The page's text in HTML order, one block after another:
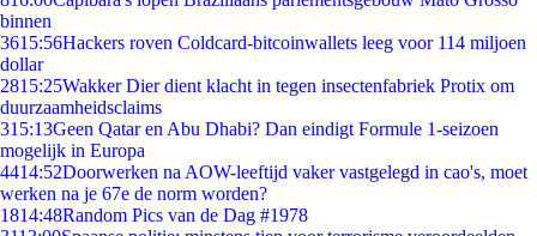
binnen
3615:56Hackers roven Coldcard-bitcoinwallets leeg voor 114 miljoen
dollar
2815:25Wakker Dier dient klacht in tegen insectenfabriek Protix om
duurzaamheidsclaims
315:13Geen Qatar en Abu Dhabi? Dan eindigt Formule 1-seizoen
mogelijk in Europa
4414:52Doorwerken na AOW-leeftijd vaker vastgelegd in cao's, moet
werken na je 67e de norm worden?
1814:48Random Pics van de Dag #1978